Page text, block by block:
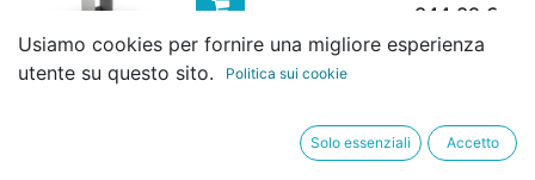
344,39 €
FIUME - Libreria autoportante 5
Usiamo cookies per fornire una migliore esperienza
utente su questo sito.
Politica sui cookie
Solo essenziali Accetto